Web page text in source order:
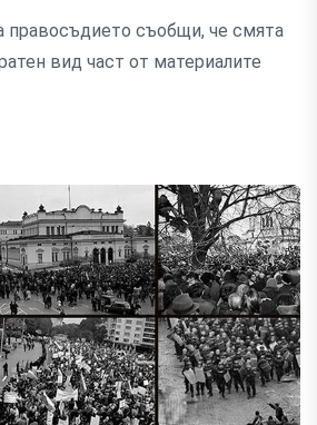
правосъдието съобщи, че смята
вид част от материалите